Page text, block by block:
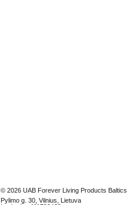
© 2026 UAB Forever Living Products Baltics
Pylimo g. 30, Vilnius, Lietuva